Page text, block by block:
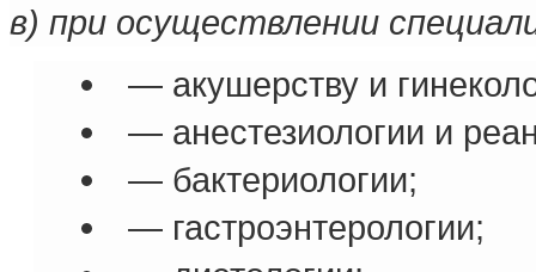
в) при осуществлении
— акушерству и
— анестезиологии и
— бактериологии;
— гастроэнтерологии;